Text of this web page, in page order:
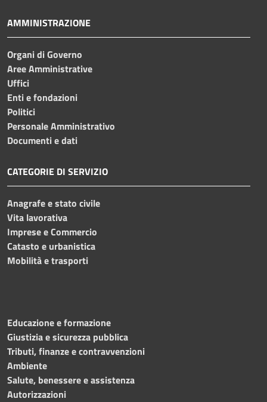
AMMINISTRAZIONE
Organi di Governo
Aree Amministrative
Uffici
Enti e fondazioni
Politici
Personale Amministrativo
Documenti e dati
CATEGORIE DI SERVIZIO
Anagrafe e stato civile
Vita lavorativa
Imprese e Commercio
Catasto e urbanistica
Mobilità e trasporti
Educazione e formazione
Giustizia e sicurezza pubblica
Tributi, finanze e contravvenzioni
Ambiente
Salute, benessere e assistenza
Autorizzazioni